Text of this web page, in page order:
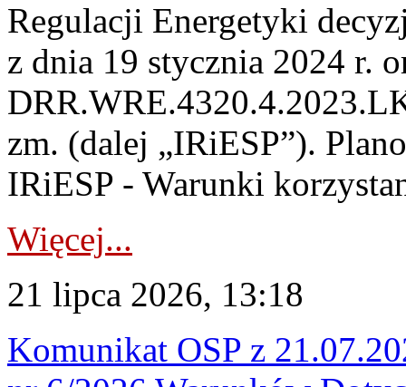
Regulacji Energetyki
z dnia 19 stycznia 2024 r.
zm. (dalej „IRiESP”).
IRiESP - Warunki
Więcej...
21 lipca 2026, 13:18
Komunikat OSP z